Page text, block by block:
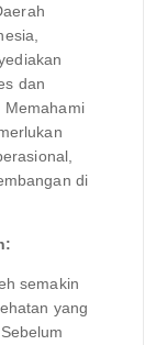
dan
Memahami
di
semakin
yang